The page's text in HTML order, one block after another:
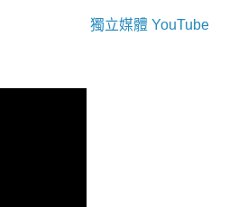
獨立媒體 YouTube